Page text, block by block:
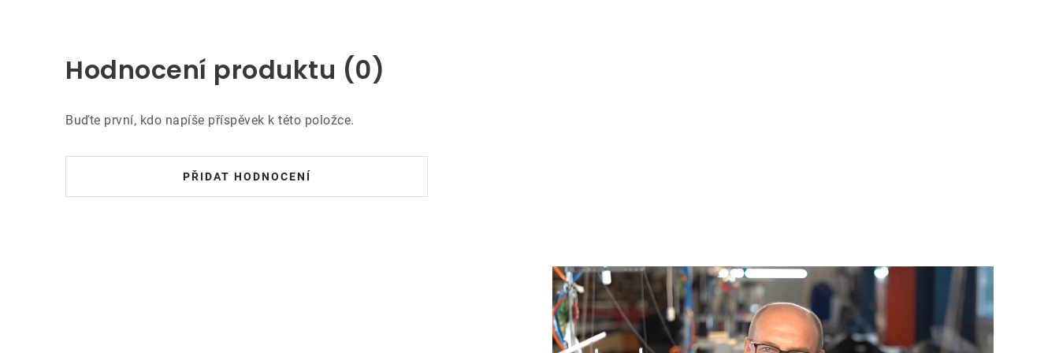
Hodnocení produktu (0)
Buďte první, kdo napíše příspěvek k této položce.
PŘIDAT HODNOCENÍ